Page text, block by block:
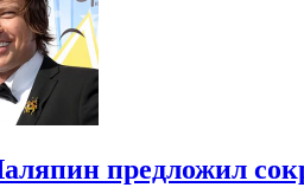
предложил